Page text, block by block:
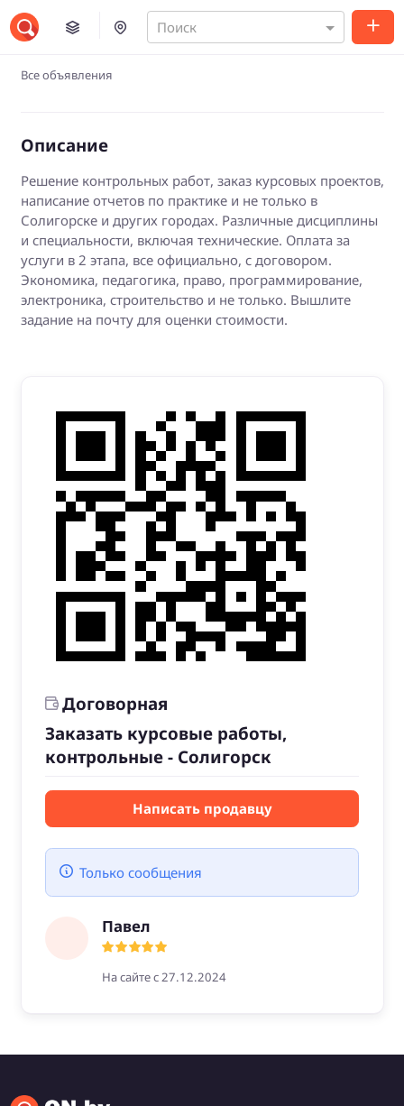
Поиск
Все объявления
Описание
Решение контрольных работ, заказ курсовых проектов,
написание отчетов по практике и не только в
Солигорске и других городах. Различные дисциплины
и специальности, включая технические. Оплата за
услуги в 2 этапа, все официально, с договором.
Экономика, педагогика, право, программирование,
электроника, строительство и не только. Вышлите
задание на почту для оценки стоимости.
Договорная
Заказать курсовые работы,
контрольные - Солигорск
Написать продавцу
Только сообщения
Павел
На сайте с 27.12.2024